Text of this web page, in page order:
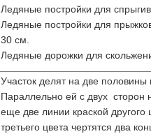
Ледяные постройки для
Ледяные постройки для
30 см.
Ледяные дорожки для
Участок делят на две
Параллельно ей с двух сторон
еще две линии краской другого
третьего цвета чертятся два